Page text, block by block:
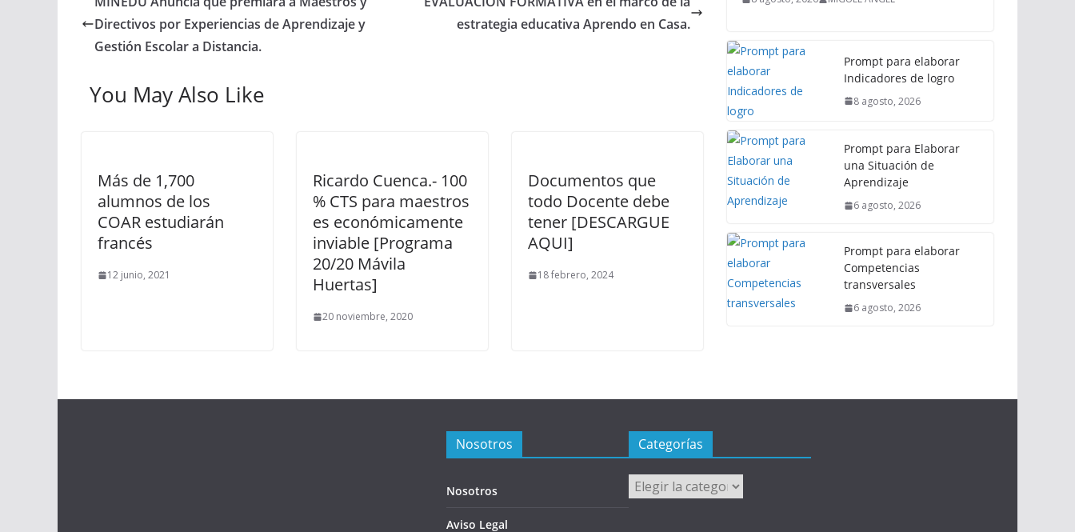
Directivos por Experiencias de Aprendizaje y
Gestión Escolar a Distancia.
estrategia educativa Aprendo en Casa.
You May Also Like
Más de 1,700
alumnos de los
COAR estudiarán
francés
12 junio, 2021
Ricardo Cuenca.- 100
% CTS para maestros
es económicamente
inviable [Programa
20/20 Mávila
Huertas]
20 noviembre, 2020
Documentos que
todo Docente debe
tener [DESCARGUE
AQUI]
18 febrero, 2024
Prompt para elaborar
Indicadores de logro
8 agosto, 2026
Prompt para Elaborar
una Situación de
Aprendizaje
6 agosto, 2026
Prompt para elaborar
Competencias
transversales
6 agosto, 2026
Nosotros
Nosotros
Aviso Legal
Categorías
Categorías